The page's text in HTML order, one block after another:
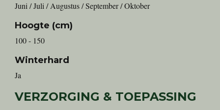
Juni / Juli / Augustus / September / Oktober
Hoogte (cm)
100 - 150
Winterhard
Ja
VERZORGING & TOEPASSING